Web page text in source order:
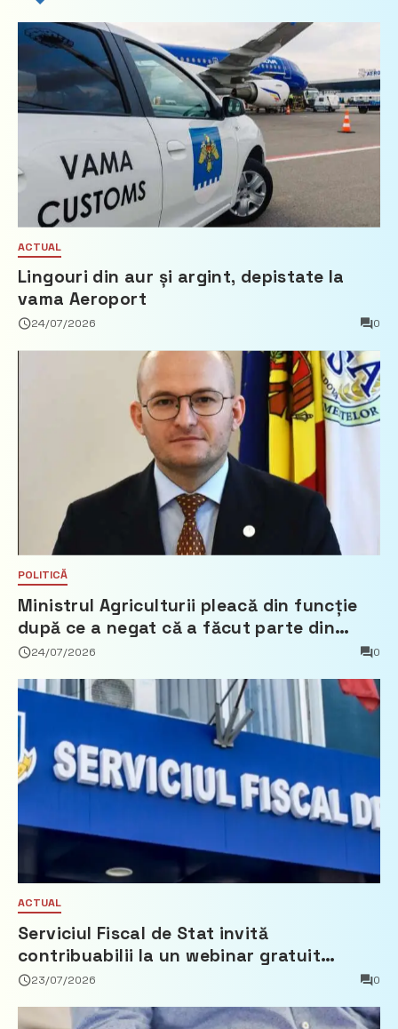
ACTUAL
Lingouri din aur și argint, depistate la
vama Aeroport
24/07/2026 0
POLITICĂ
Ministrul Agriculturii pleacă din funcție
după ce a negat că a făcut parte din
Partidul Democrat
24/07/2026 0
ACTUAL
Serviciul Fiscal de Stat invită
contribuabilii la un webinar gratuit
privind calculul impozitului pe bunurile
23/07/2026 0